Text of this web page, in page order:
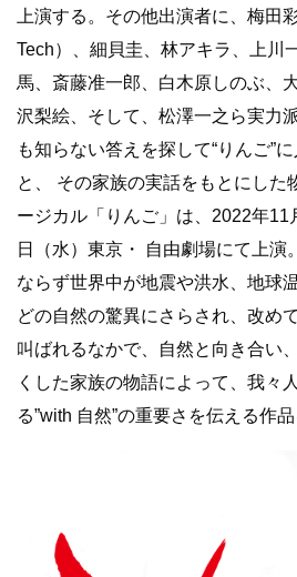
上演する。その他出演者に、梅田
Tech）、細貝圭、林アキラ、上川
馬、斎藤准一郎、白木原しのぶ、
沢梨絵、そして、松澤一之ら実力
も知らない答えを探して“りんご”
と、 その家族の実話をもとにした
ージカル「りんご」は、2022年11
日（水）東京・ 自由劇場にて上演
ならず世界中が地震や洪水、地球
どの自然の驚異にさらされ、改め
叫ばれるなかで、自然と向き合い
くした家族の物語によって、我々
る”with 自然”の重要さを伝える作品